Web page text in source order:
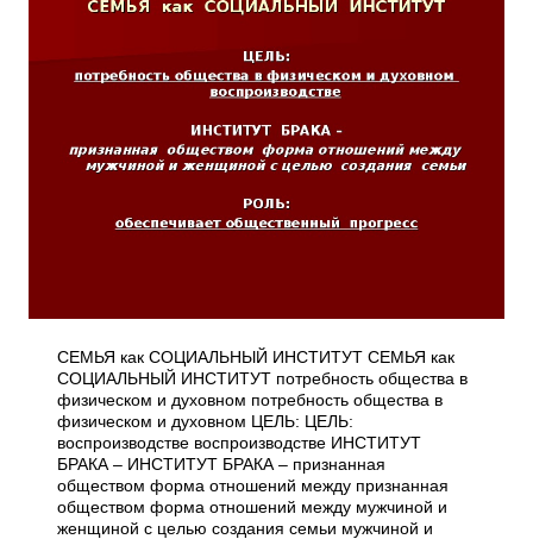
СЕМЬЯ как СОЦИАЛЬНЫЙ ИНСТИТУТ СЕМЬЯ как
СОЦИАЛЬНЫЙ ИНСТИТУТ потребность общества в
физическом и духовном потребность общества в
физическом и духовном ЦЕЛЬ: ЦЕЛЬ:
воспроизводстве воспроизводстве ИНСТИТУТ
БРАКА – ИНСТИТУТ БРАКА – признанная
обществом форма отношений между признанная
обществом форма отношений между мужчиной и
женщиной с целью создания семьи мужчиной и